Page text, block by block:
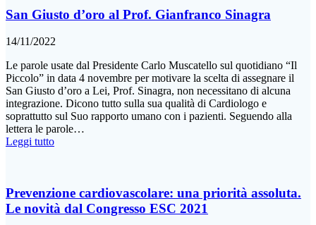
San Giusto d’oro al Prof. Gianfranco Sinagra
14/11/2022
Le parole usate dal Presidente Carlo Muscatello sul quotidiano “Il
Piccolo” in data 4 novembre per motivare la scelta di assegnare il
San Giusto d’oro a Lei, Prof. Sinagra, non necessitano di alcuna
integrazione. Dicono tutto sulla sua qualità di Cardiologo e
soprattutto sul Suo rapporto umano con i pazienti. Seguendo alla
lettera le parole…
Leggi tutto
Prevenzione cardiovascolare: una priorità assoluta.
Le novità dal Congresso ESC 2021